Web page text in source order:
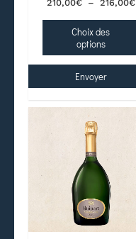
210,00€ – 216,00€
Choix des
options
Envoyer